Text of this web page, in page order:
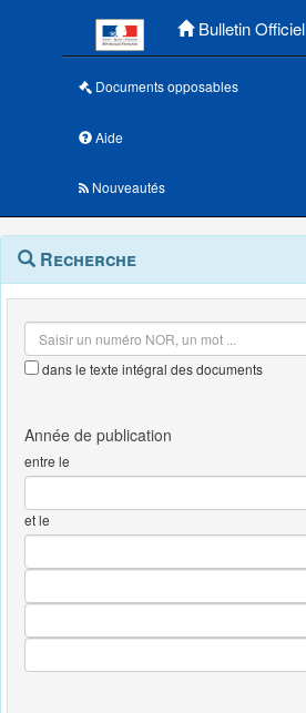
Bulletin Officiel
Documents opposables
Aide
Nouveautés
Navigation
outils
Menu
contextuel
Recherche
dans le texte intégral des documents
entre le
et le